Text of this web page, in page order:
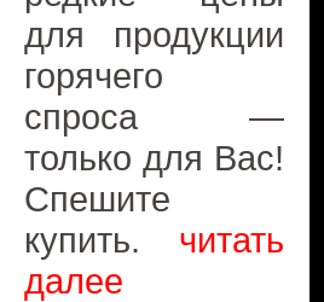
для продукции
горячего
спроса —
только для Вас!
Спешите
купить. читать
далее